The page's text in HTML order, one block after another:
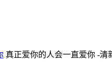
真正爱你的人会一直爱你 -清